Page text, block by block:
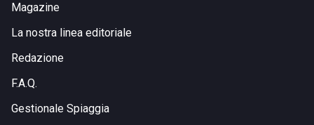
Magazine
La nostra linea editoriale
Redazione
F.A.Q.
Gestionale Spiaggia